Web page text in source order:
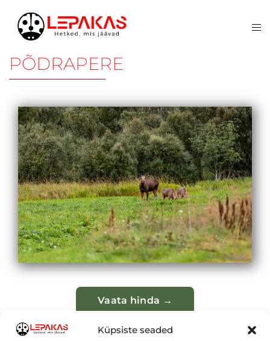
Küpsiste seaded
PÕDRAPERE
Vaata hinda →
NB! Valmis pildil vesimärki ei ole.